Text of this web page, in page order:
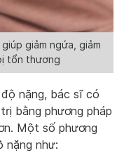
giảm ngứa, giảm
tổn thương
nặng, bác sĩ có
bằng phương pháp
Một số phương
nặng như: